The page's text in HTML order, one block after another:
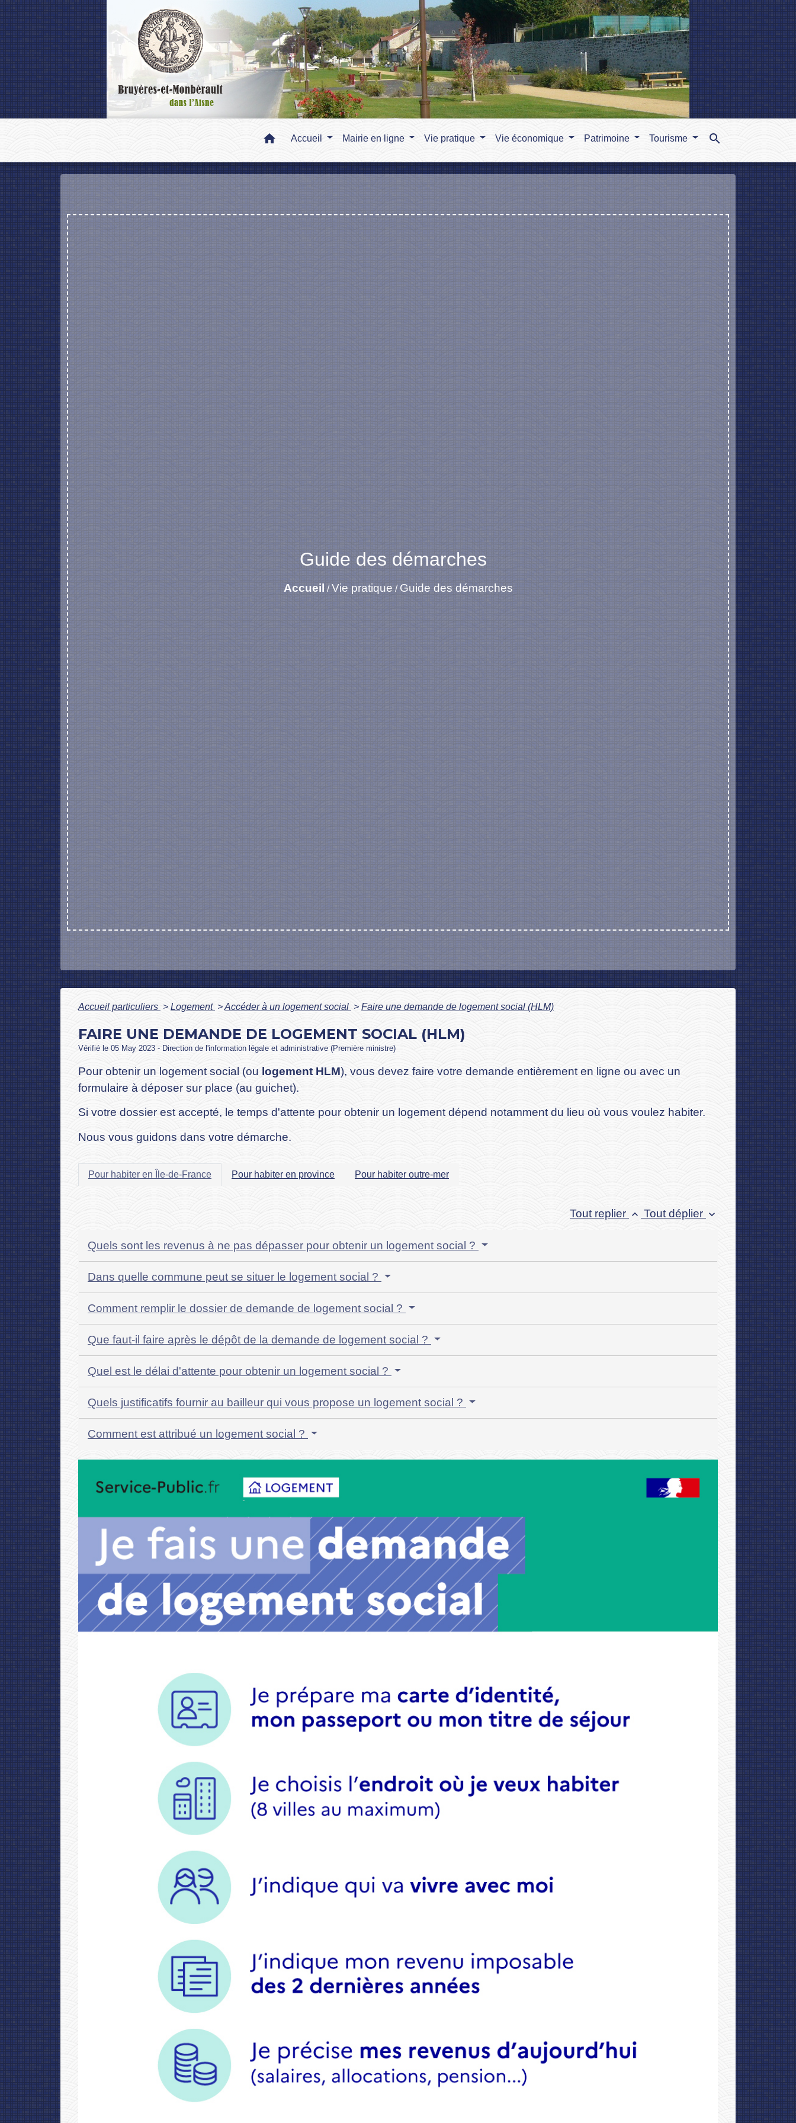
home Accueil Mairie en ligne Vie pratique Vie économique Patrimoine Tourisme search
Guide des démarches
Accueil /Vie pratique / Guide des démarches
Accueil particuliers > Logement >Accéder à un logement social > Faire une demande de logement social (HLM)
FAIRE UNE DEMANDE DE LOGEMENT SOCIAL (HLM)
Vérifié le 05 May 2023 - Direction de l'information légale et administrative (Première ministre)
Pour obtenir un logement social (ou logement HLM), vous devez faire votre demande entièrement en ligne ou avec un
formulaire à déposer sur place (au guichet).
Si votre dossier est accepté, le temps d'attente pour obtenir un logement dépend notamment du lieu où vous voulez habiter.
Nous vous guidons dans votre démarche.
Pour habiter en Île-de-France Pour habiter en province Pour habiter outre-mer
Tout replier keyboard_arrow_up Tout déplier keyboard_arrow_down
Quels sont les revenus à ne pas dépasser pour obtenir un logement social ?
Dans quelle commune peut se situer le logement social ?
Comment remplir le dossier de demande de logement social ?
Que faut-il faire après le dépôt de la demande de logement social ?
Quel est le délai d'attente pour obtenir un logement social ?
Quels justificatifs fournir au bailleur qui vous propose un logement social ?
Comment est attribué un logement social ?